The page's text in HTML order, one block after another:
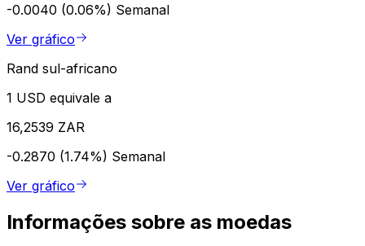
-0.0040 (0.06%) Semanal
Ver gráfico
Rand sul-africano
1 USD equivale a
16,2539 ZAR
-0.2870 (1.74%) Semanal
Ver gráfico
Informações sobre as moedas